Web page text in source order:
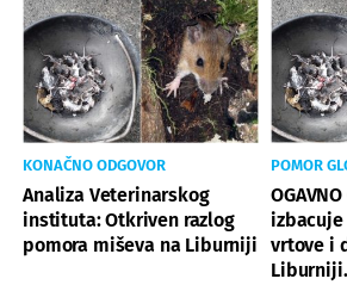
KONAČNO ODGOVOR
Analiza Veterinarskog
instituta: Otkriven razlog
pomora miševa na Liburniji
POMOR
izbacuje
vrtove i